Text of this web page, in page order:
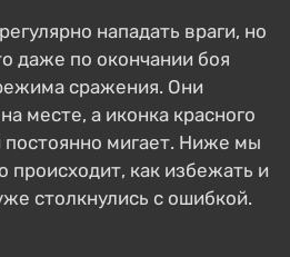
нападать враги, но
даже по окончании боя
сражения. Они
месте, а иконка красного
постоянно мигает. Ниже мы
происходит, как избежать и
столкнулись с ошибкой.